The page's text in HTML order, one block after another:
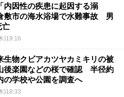
内因性の疾患に起因する溺
市の海水浴場で水難事故 男
亡
)19:16
生物クビアカツヤカミキリの被
楽園などの桜で確認 半径約
の学校や公園を調査へ
)18:33